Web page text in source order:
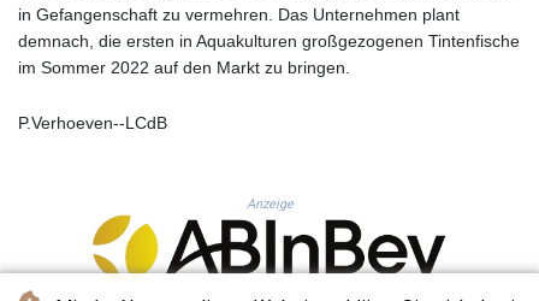
LKR 387.560012
LRD 209.441022
LSL 18.846883
MDL 20.066482
MGA 4971.689885
MKD 61.580848
MMK 2425.815515
in Gefangenschaft zu vermehren. Das Unternehmen plant
demnach, die ersten in Aquakulturen großgezogenen Tintenfische
im Sommer 2022 auf den Markt zu bringen.
P.Verhoeven--LCdB
Anzeige